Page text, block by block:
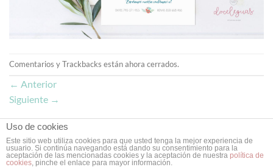
Comentarios y Trackbacks están ahora cerrados.
← Anterior
Siguiente →
Copyright 2026 ©Doce Leguas| Estudio de Diseño Gráfico y Web
Uso de cookies
Este sitio web utiliza cookies para que usted tenga la mejor experiencia de
usuario. Si continúa navegando está dando su consentimiento para la
aceptación de las mencionadas cookies y la aceptación de nuestra política de
cookies, pinche el enlace para mayor información.